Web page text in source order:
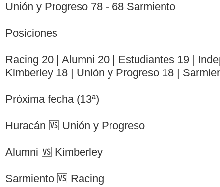
Unión y Progreso 78 - 68 Sarmiento
Posiciones
Racing 20 | Alumni 20 | Estudiantes 19 |
Kimberley 18 | Unión y Progreso 18 |
Próxima fecha (13ª)
Huracán 🆚 Unión y Progreso
Alumni 🆚 Kimberley
Sarmiento 🆚 Racing